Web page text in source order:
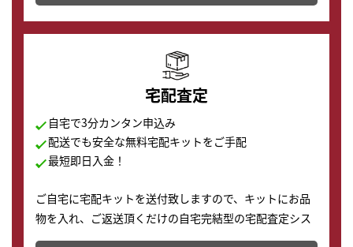
の購入もできます♪
宅配査定
自宅で3分カンタン申込み
配送でも安全な無料宅配キットをご手配
最短即日入金！
ご自宅に宅配キットを送付致しますので、キットにお品
物を入れ、ご返送頂くだけの自宅完結型の宅配査定シス
テムです。